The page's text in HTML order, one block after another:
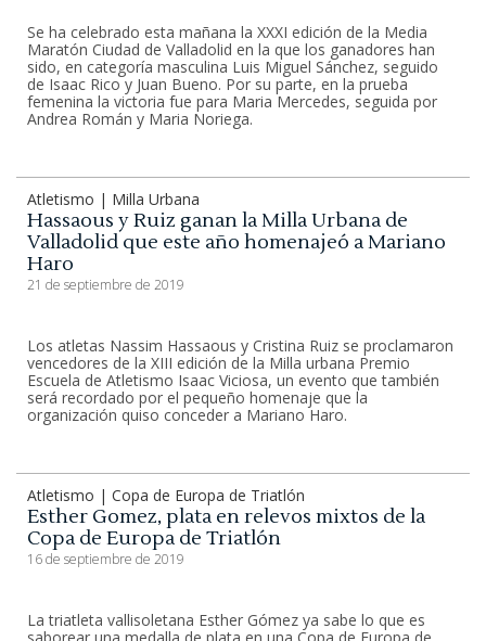
Se ha celebrado esta mañana la XXXI edición de la Media
Maratón Ciudad de Valladolid en la que los ganadores han
sido, en categoría masculina Luis Miguel Sánchez, seguido
de Isaac Rico y Juan Bueno. Por su parte, en la prueba
femenina la victoria fue para Maria Mercedes, seguida por
Andrea Román y Maria Noriega.
Atletismo | Milla Urbana
Hassaous y Ruiz ganan la Milla Urbana de
Valladolid que este año homenajeó a Mariano
Haro
21 de septiembre de 2019
Los atletas Nassim Hassaous y Cristina Ruiz se proclamaron
vencedores de la XIII edición de la Milla urbana Premio
Escuela de Atletismo Isaac Viciosa, un evento que también
será recordado por el pequeño homenaje que la
organización quiso conceder a Mariano Haro.
Atletismo | Copa de Europa de Triatlón
Esther Gomez, plata en relevos mixtos de la
Copa de Europa de Triatlón
16 de septiembre de 2019
La triatleta vallisoletana Esther Gómez ya sabe lo que es